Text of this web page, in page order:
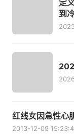
定
到
红线女因急性心
2013-12-09